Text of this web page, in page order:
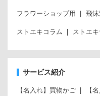
フラワーショップ用 飛
ストエキコラム ストエ
サービス紹介
【名入れ】買物かご 【